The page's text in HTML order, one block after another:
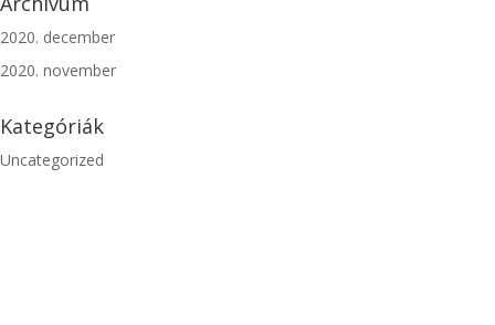
2020. december
2020. november
Kategóriák
Uncategorized